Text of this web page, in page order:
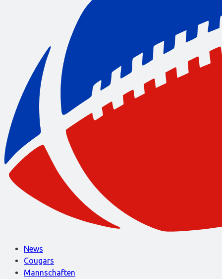
News
Cougars
Mannschaften